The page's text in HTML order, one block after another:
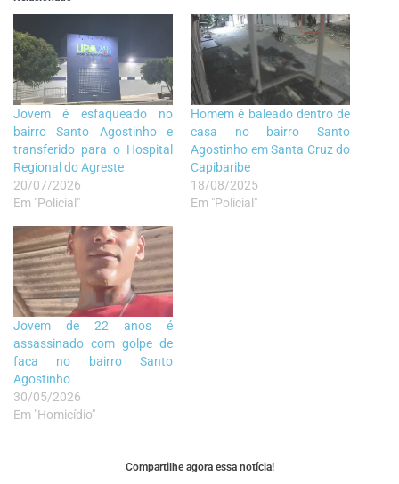
Jovem é esfaqueado no
bairro Santo Agostinho e
transferido para o Hospital
Regional do Agreste
20/07/2026
Em "Policial"
Homem é baleado dentro de
casa no bairro Santo
Agostinho em Santa Cruz do
Capibaribe
18/08/2025
Em "Policial"
Jovem de 22 anos é
assassinado com golpe de
faca no bairro Santo
Agostinho
30/05/2026
Em "Homicídio"
Compartilhe agora essa notícia!